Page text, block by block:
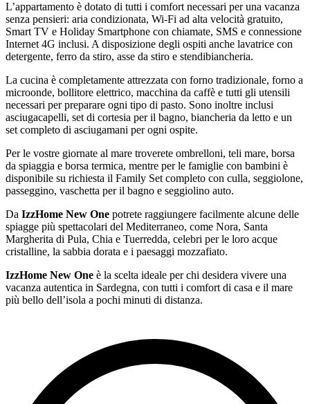
L’appartamento è dotato di tutti i comfort necessari per una vacanza
senza pensieri: aria condizionata, Wi-Fi ad alta velocità gratuito,
Smart TV e Holiday Smartphone con chiamate, SMS e connessione
Internet 4G inclusi. A disposizione degli ospiti anche lavatrice con
detergente, ferro da stiro, asse da stiro e stendibiancheria.
La cucina è completamente attrezzata con forno tradizionale, forno a
microonde, bollitore elettrico, macchina da caffè e tutti gli utensili
necessari per preparare ogni tipo di pasto. Sono inoltre inclusi
asciugacapelli, set di cortesia per il bagno, biancheria da letto e un
set completo di asciugamani per ogni ospite.
Per le vostre giornate al mare troverete ombrelloni, teli mare, borsa
da spiaggia e borsa termica, mentre per le famiglie con bambini è
disponibile su richiesta il Family Set completo con culla, seggiolone,
passeggino, vaschetta per il bagno e seggiolino auto.
Da IzzHome New One potrete raggiungere facilmente alcune delle
spiagge più spettacolari del Mediterraneo, come Nora, Santa
Margherita di Pula, Chia e Tuerredda, celebri per le loro acque
cristalline, la sabbia dorata e i paesaggi mozzafiato.
IzzHome New One è la scelta ideale per chi desidera vivere una
vacanza autentica in Sardegna, con tutti i comfort di casa e il mare
più bello dell’isola a pochi minuti di distanza.